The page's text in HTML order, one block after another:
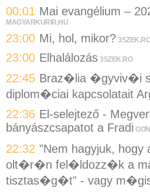
00:01 Mai evangélium –
MAGYARKURIR.HU
23:00 Mi, hol, mikor? 3SZEK.RO
23:00 Elhalálozás 3SZEK.RO
22:45 Braz�lia �gyviv�i
diplom�ciai kapcsolatait
22:36 El-selejtező -
bányászcsapatot a Fradi
22:32 "Nem hagyjuk,
olt�r�n fel�ldozz�k a
tisztas�g�t" - vagy